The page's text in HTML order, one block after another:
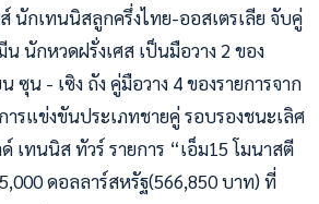
นักเทนนิสลูกครึ่งไทย-ออสเตรเลีย จับคู่
นักหวดฝรั่งเศส เป็นมือวาง 2 ของ
ซุน - เซิง ถัง คู่มือวาง 4 ของรายการจาก
ารแข่งขันประเภทชายคู่ รอบรองชนะเลิศ
เทนนิส ทัวร์ รายการ “เอ็ม15 โมนาสตี
ดอลลาร์สหรัฐ(566,850 บาท) ที่